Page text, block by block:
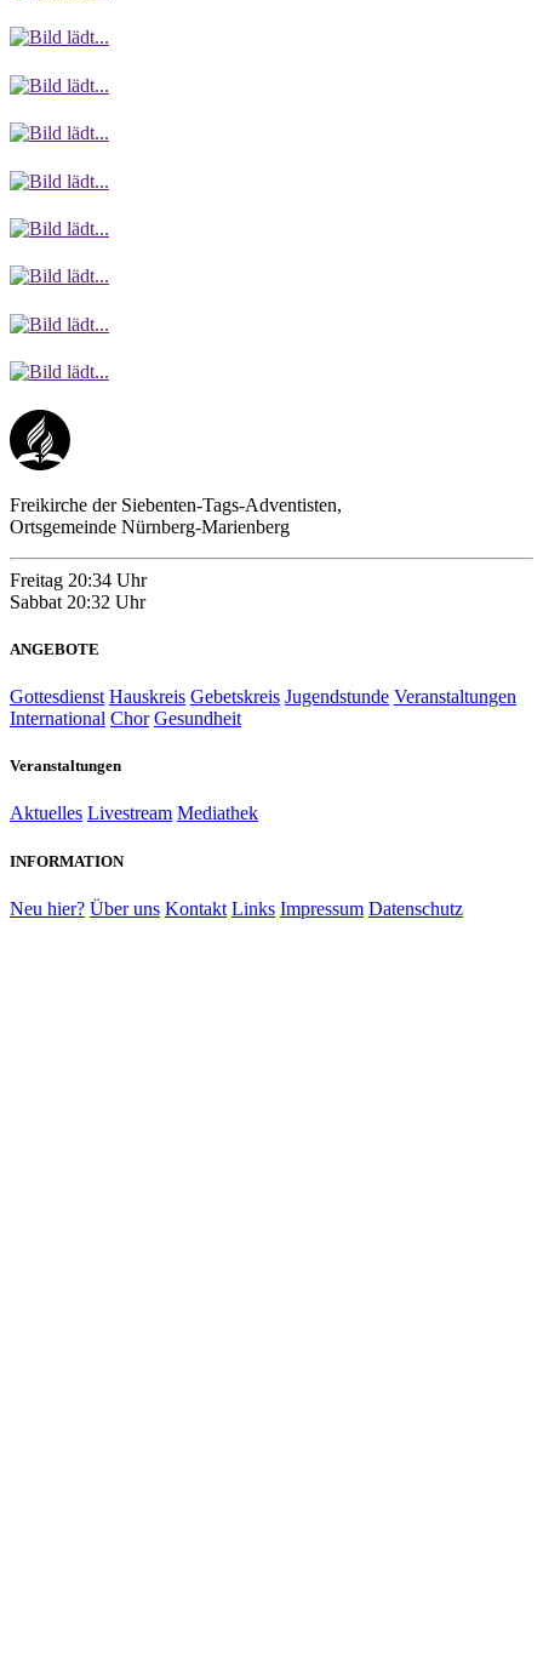
Freikirche der Siebenten-Tags-Adventisten,
Ortsgemeinde Nürnberg-Marienberg
Freitag 20:34 Uhr
Sabbat 20:32 Uhr
ANGEBOTE
Gottesdienst Hauskreis Gebetskreis Jugendstunde Veranstaltungen
International Chor Gesundheit
Veranstaltungen
Aktuelles Livestream Mediathek
INFORMATION
Neu hier? Über uns Kontakt Links Impressum Datenschutz